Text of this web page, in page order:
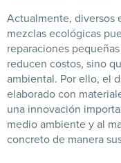
Actualmente, diversos
mezclas ecológicas
reparaciones
reducen costos, sino
ambiental. Por ello, el
elaborado con
una innovación
medio ambiente y al
concreto de manera